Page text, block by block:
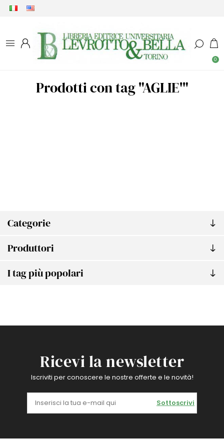
0
Categorie
Produttori
I tag più popolari
Prodotti con tag "AGLIE'"
Ricevi la newsletter
Iscriviti per conoscere le nostre offerte e le novità!
Sottoscrivi